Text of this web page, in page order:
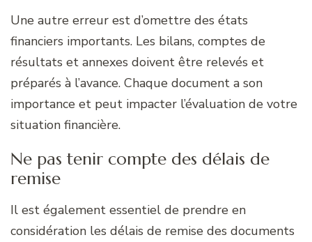
Une autre erreur est d’omettre des états
financiers importants. Les bilans, comptes de
résultats et annexes doivent être relevés et
préparés à l’avance. Chaque document a son
importance et peut impacter l’évaluation de votre
situation financière.
Ne pas tenir compte des délais de
remise
Il est également essentiel de prendre en
considération les délais de remise des documents